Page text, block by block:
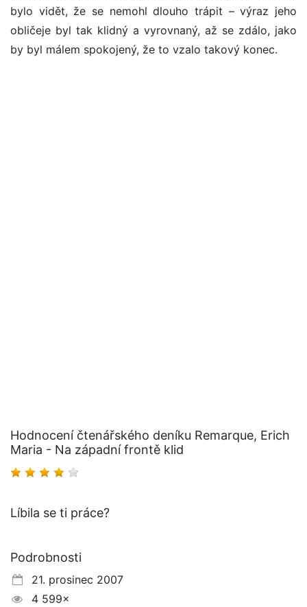
bylo vidět, že se nemohl dlouho trápit – výraz jeho
obličeje byl tak klidný a vyrovnaný, až se zdálo, jako
by byl málem spokojený, že to vzalo takový konec.
Hodnocení čtenářského deníku Remarque, Erich
Maria - Na západní frontě klid
Líbila se ti práce?
Podrobnosti
21. prosinec 2007
4 599×